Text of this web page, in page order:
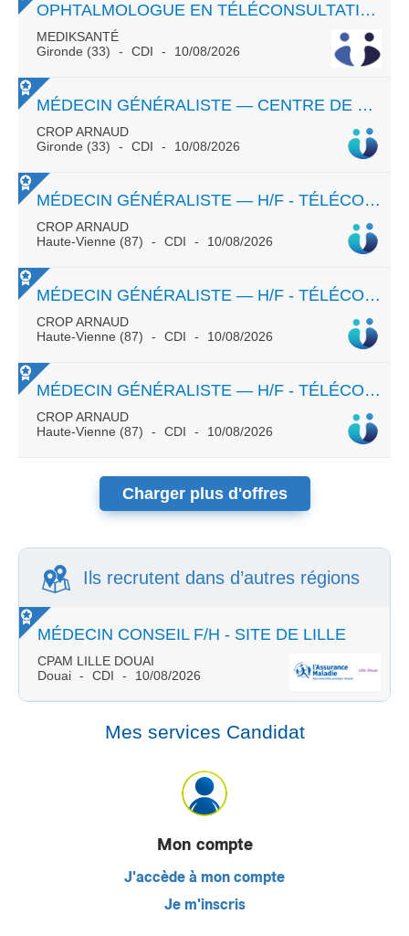
OPHTALMOLOGUE EN TÉLÉCONSULTATION - RECRUTEMENT SUR FRANCE ENTIERE
MEDIKSANTÉ
Gironde (33)
CDI 10/08/2026
MÉDECIN GÉNÉRALISTE — CENTRE DE SANTÉ - TPS PARTIEL CDI
CROP ARNAUD
Gironde (33)
CDI 10/08/2026
MÉDECIN GÉNÉRALISTE — H/F - TÉLÉCONSULTATION - CDI - TEMPS PLEIN OU PARTIEL
CROP ARNAUD
Haute-Vienne (87)
CDI 10/08/2026
MÉDECIN GÉNÉRALISTE — H/F - TÉLÉCONSULTATION - CDI - TEMPS PLEIN OU PARTIEL
CROP ARNAUD
Haute-Vienne (87)
CDI 10/08/2026
MÉDECIN GÉNÉRALISTE — H/F - TÉLÉCONSULTATION - CDI - TEMPS PLEIN OU PARTIEL
CROP ARNAUD
Haute-Vienne (87)
CDI 10/08/2026
Charger plus d'offres
Ils recrutent dans d’autres régions
MÉDECIN CONSEIL F/H - SITE DE LILLE
CPAM LILLE DOUAI
Douai
CDI 10/08/2026
Mes services Candidat
Mon compte
J'accède à mon compte
Je m'inscris